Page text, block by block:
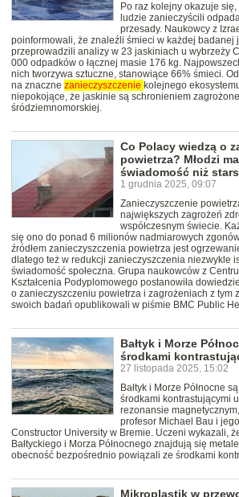
Po raz kolejny okazuje
ludzie zanieczyścili
przesady. Naukowcy z
poinformowali, że znaleźli śmieci w każdej badanej
przeprowadzili analizy w 23 jaskiniach u wybrzeży
000 odpadków o łącznej masie 176 kg.
nich tworzywa sztuczne, stanowiące 66% śmieci.
na znaczne zanieczyszczenie kolejnego
niepokojące, że jaskinie są schronieniem
śródziemnomorskiej.
Co Polacy wiedzą o
powietrza? Młodzi
świadomość niż
1 grudnia 2025, 09:07
Zanieczyszczenie
największych zagrożeń
współczesnym świecie.
się ono do ponad 6 milionów nadmiarowych
źródłem zanieczyszczenia powietrza jest
dlatego też w redukcji zanieczyszczenia niezwykle
świadomość społeczna. Grupa naukowców z
Kształcenia Podyplomowego postanowiła
o zanieczyszczeniu powietrza i zagrożeniach z tym
swoich badań opublikowali w piśmie BMC Public
Bałtyk i Morze
środkami
27 listopada 2025, 15:02
Bałtyk i Morze Północne
środkami kontrastującymi
rezonansie
profesor Michael Bau i
Constructor University w Bremie. Uczeni wykazali,
Bałtyckiego i Morza Północnego znajdują się
obecność bezpośrednio powiązali ze środkami
Mikroplastik w